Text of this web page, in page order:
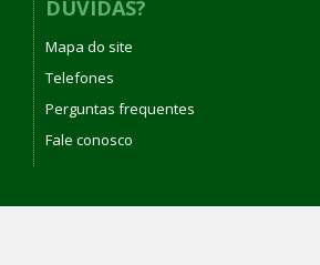
DÚVIDAS?
Mapa do site
Telefones
Perguntas frequentes
Fale conosco